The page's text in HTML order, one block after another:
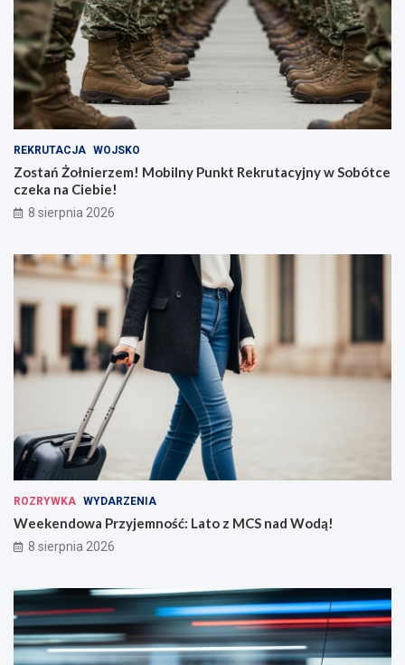
REKRUTACJA WOJSKO
Zostań Żołnierzem! Mobilny Punkt Rekrutacyjny w Sobótce
czeka na Ciebie!
8 sierpnia 2026
ROZRYWKA WYDARZENIA
Weekendowa Przyjemność: Lato z MCS nad Wodą!
8 sierpnia 2026